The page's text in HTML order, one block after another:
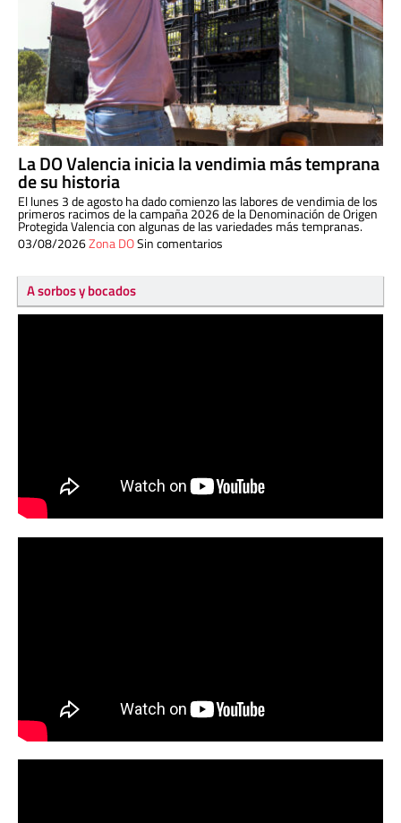
La DO Valencia inicia la vendimia más temprana
de su historia
El lunes 3 de agosto ha dado comienzo las labores de vendimia de los
primeros racimos de la campaña 2026 de la Denominación de Origen
Protegida Valencia con algunas de las variedades más tempranas.
03/08/2026Zona DOSin comentarios
A sorbos y bocados